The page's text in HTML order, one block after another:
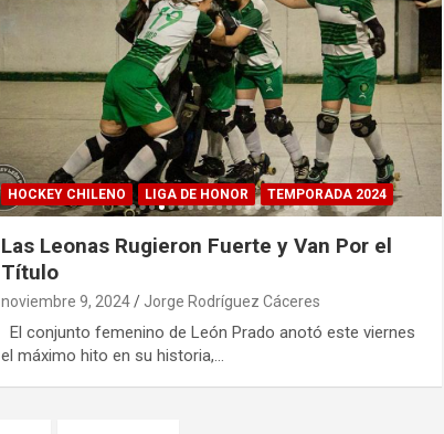
HOCKEY CHILENO LIGA DE HONOR TEMPORADA 2024
Las Leonas Rugieron Fuerte y Van Por el
Título
noviembre 9, 2024 Jorge Rodríguez Cáceres
El conjunto femenino de León Prado anotó este viernes
el máximo hito en su historia,…